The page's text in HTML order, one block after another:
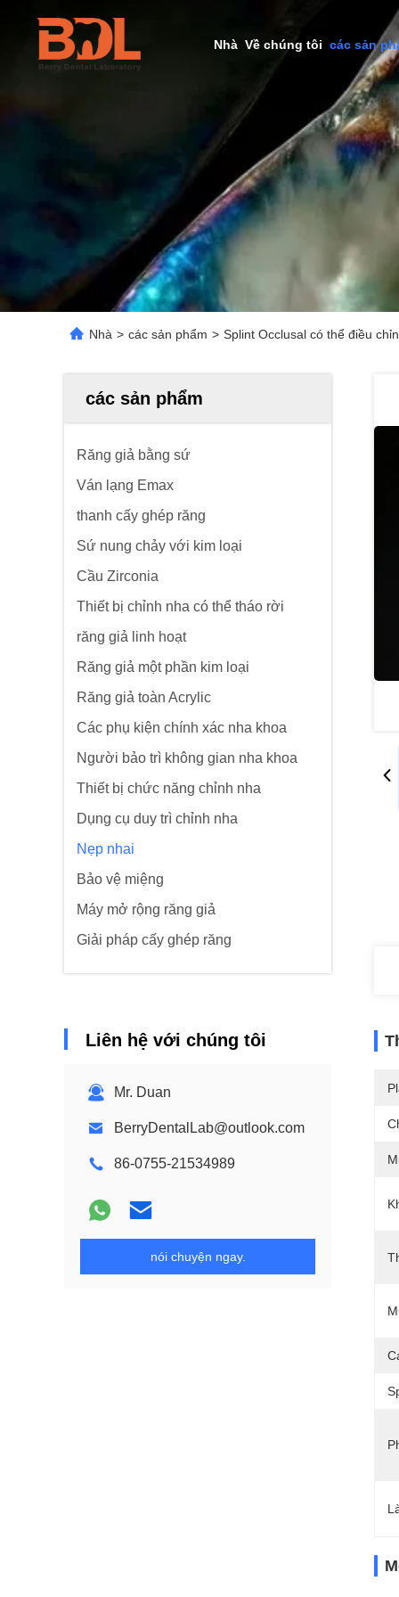
Nhà Về chúng tôi các sản
Nhà > các sản phẩm > Splint Occlusal có thể điều
các sản phẩm
Răng giả bằng sứ
Ván lạng Emax
thanh cấy ghép răng
Sứ nung chảy với kim loại
Cầu Zirconia
Thiết bị chỉnh nha có thể tháo rời
răng giả linh hoạt
Răng giả một phần kim loại
Răng giả toàn Acrylic
Các phụ kiện chính xác nha khoa
Người bảo trì không gian nha khoa
Thiết bị chức năng chỉnh nha
Dụng cụ duy trì chỉnh nha
Nẹp nhai
Bảo vệ miệng
Máy mở rộng răng giả
Giải pháp cấy ghép răng
Liên hệ với chúng tôi
Mr. Duan
BerryDentalLab@outlook.com
86-0755-21534989
nói chuyện ngay.